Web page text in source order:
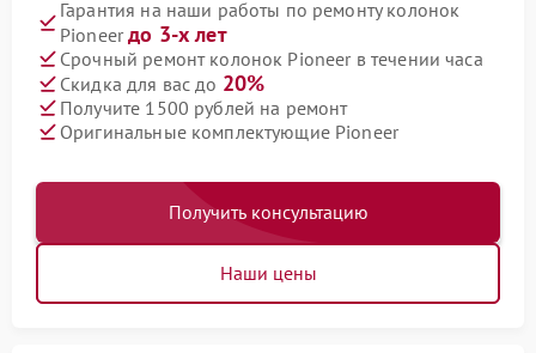
Гарантия на наши работы по ремонту колонок
Pioneerдо 3-х лет
Срочный ремонт колонок Pioneer в течении часа
Скидка для вас до 20%
Получите 1500 рублей на ремонт
Оригинальные комплектующие Pioneer
Получить консультацию
Наши цены